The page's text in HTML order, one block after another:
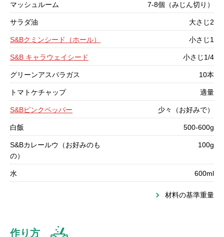
マッシュルーム 7-8個（みじん切り）
サラダ油 大さじ2
S&Bクミンシード（ホール） 小さじ1
S&B キャラウェイシード 小さじ1/4
グリーンアスパラガス 10本
トマトケチャップ 適量
S&Bピンクペッパー 少々（お好みで）
白飯 500-600g
S&Bカレールウ（お好みのも
の）
100g
水 600ml
材料の基準重量
作り方